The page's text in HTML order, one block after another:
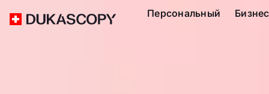
Персональный Бизнес